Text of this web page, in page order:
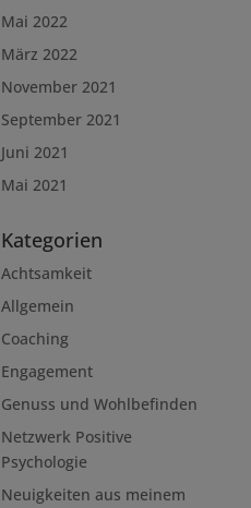
Mai 2022
März 2022
November 2021
September 2021
Juni 2021
Mai 2021
Kategorien
Achtsamkeit
Allgemein
Coaching
Engagement
Genuss und Wohlbefinden
Netzwerk Positive
Psychologie
Neuigkeiten aus meinem